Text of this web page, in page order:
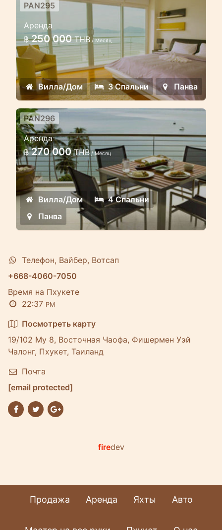
3 спальная вилла в
охраняемом комплексе у
берега
Эта 3 спальная 2 этажная вилла-люкс
расположена в охраняемом
комплексе на побережье Панва
PAN295
Аренда
฿ 250 000THB / Месяц
Вилла/Дом 3 Спальни Панва
4 спальная вилла-люкс на
берегу моря в районе Панва
Эта роскошная вилла находится в
охраняемом закрытом комплексе
вилл на побережье Панва
PAN296
Аренда
฿ 270 000THB/ Месяц
Вилла/Дом
4 Спальни
Панва
Телефон, Вайбер, Вотсап
+668-4060-7050
Время на Пхукете
22:37 PM
Посмотреть карту
19/102 Му 8, Восточная Чаофа, Фишермен Уэй
Чалонг, Пхукет, Таиланд
Почта
[email protected]
firedev
Продажа Аренда Яхты Авто